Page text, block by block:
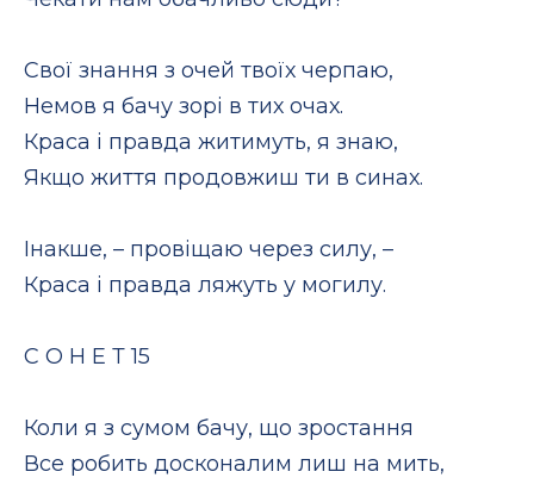
Свої знання з очей твоїх черпаю,
Немов я бачу зорі в тих очах.
Краса і правда житимуть, я знаю,
Якщо життя продовжиш ти в синах.
Інакше, – провіщаю через силу, –
Краса і правда ляжуть у могилу.
С О Н Е Т 15
Коли я з сумом бачу, що зростання
Все робить досконалим лиш на мить,